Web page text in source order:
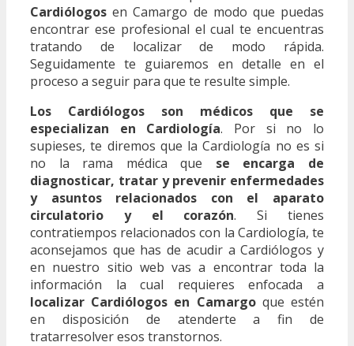
Cardiólogos en Camargo de modo que puedas
encontrar ese profesional el cual te encuentras
tratando de localizar de modo rápida.
Seguidamente te guiaremos en detalle en el
proceso a seguir para que te resulte simple.
Los Cardiólogos son médicos que se
especializan en Cardiología. Por si no lo
supieses, te diremos que la Cardiología no es si
no la rama médica que se encarga de
diagnosticar, tratar y prevenir enfermedades
y asuntos relacionados con el aparato
circulatorio y el corazón. Si tienes
contratiempos relacionados con la Cardiología, te
aconsejamos que has de acudir a Cardiólogos y
en nuestro sitio web vas a encontrar toda la
información la cual requieres enfocada a
localizar Cardiólogos en Camargoque estén
en disposición de atenderte a fin de
tratarresolver esos transtornos.